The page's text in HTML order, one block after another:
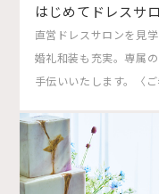
はじめてドレスサ
直営ドレスサロンを見
婚礼和装も充実。専属
手伝いいたします。〈